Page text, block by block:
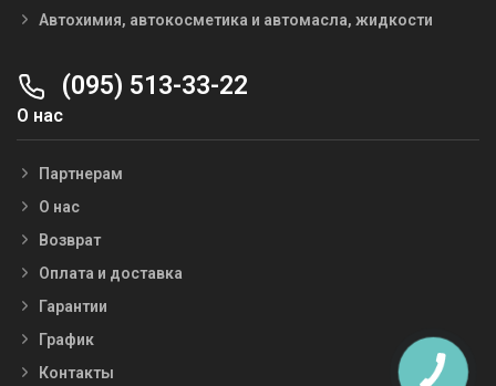
Автохимия, автокосметика и автомасла, жидкости
(095) 513-33-22
О нас
Партнерам
О нас
Возврат
Оплата и доставка
Гарантии
График
Контакты